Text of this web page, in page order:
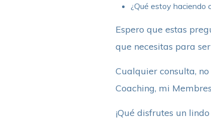
¿Qué estoy haciendo
Espero que estas
que necesitas para
Cualquier consulta,
Coaching, mi
¡Qué disfrutes un